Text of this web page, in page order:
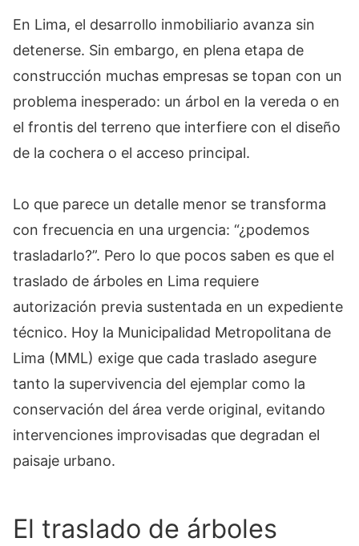
En Lima, el desarrollo inmobiliario avanza sin
detenerse. Sin embargo, en plena etapa de
construcción muchas empresas se topan con un
problema inesperado: un árbol en la vereda o en
el frontis del terreno que interfiere con el diseño
de la cochera o el acceso principal.
Lo que parece un detalle menor se transforma
con frecuencia en una urgencia: “¿podemos
trasladarlo?”. Pero lo que pocos saben es que el
traslado de árboles en Lima requiere
autorización previa sustentada en un expediente
técnico. Hoy la Municipalidad Metropolitana de
Lima (MML) exige que cada traslado asegure
tanto la supervivencia del ejemplar como la
conservación del área verde original, evitando
intervenciones improvisadas que degradan el
paisaje urbano.
El traslado de árboles